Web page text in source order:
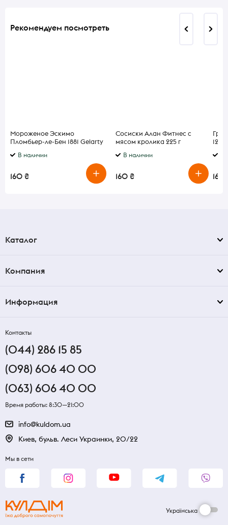
Рекомендуем посмотреть
Мороженое Эскимо
Пломбьер-ле-Бен 1881 Gelarty
В наличии
160 ₴
Сосиски Алан Фитнес с
мясом кролика 225 г
В наличии
160 ₴
120 г
160
Каталог
Компания
Информация
Контакты
(044) 286 15 85
(098) 606 40 00
(063) 606 40 00
Время работы: 8:30—21:00
info@kuldom.ua
Киев, бульв. Леси Украинки, 20/22
Мы в сети
Українська